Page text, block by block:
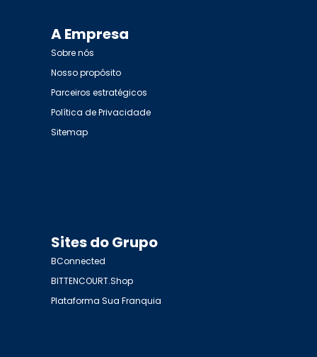
A Empresa
Sobre nós
Nosso propósito
Parceiros estratégicos
Política de Privacidade
Sitemap
Sites do Grupo
BConnected
BITTENCOURT.Shop
Plataforma Sua Franquia